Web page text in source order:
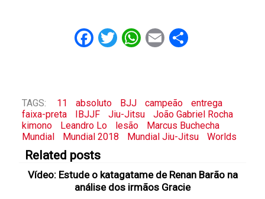
Facebook
Twitter
WhatsApp
EmailShare
TAGS: 11 absoluto BJJ campeão
entrega
faixa-preta
IBJJF Jiu-Jitsu
João Gabriel Rocha
kimono
Leandro Lo lesão
Marcus Buchecha
Mundial
Mundial 2018 Mundial Jiu-Jitsu Worlds
Related posts
Vídeo: Estude o katagatame de Renan Barão na
análise dos irmãos Gracie